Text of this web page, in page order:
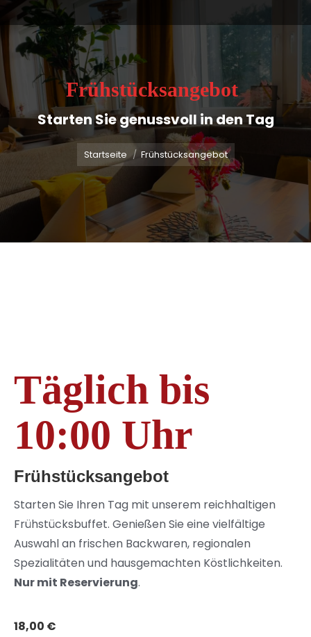
Frühstücksangebot
Starten Sie genussvoll in den Tag
Sie befinden sich hier:
Startseite Frühstücksangebot
Täglich bis
10:00 Uhr
Frühstücksangebot
Starten Sie Ihren Tag mit unserem reichhaltigen
Frühstücksbuffet. Genießen Sie eine vielfältige
Auswahl an frischen Backwaren, regionalen
Spezialitäten und hausgemachten Köstlichkeiten.
Nur mit Reservierung.
18,00 €